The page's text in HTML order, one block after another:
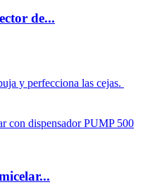
de...
y perfecciona las cejas.